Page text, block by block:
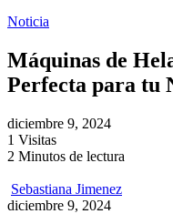
Noticia
Máquinas de
Perfecta para tu
diciembre 9, 2024
1 Visitas
2 Minutos de lectura
Sebastiana Jimenez
diciembre 9, 2024